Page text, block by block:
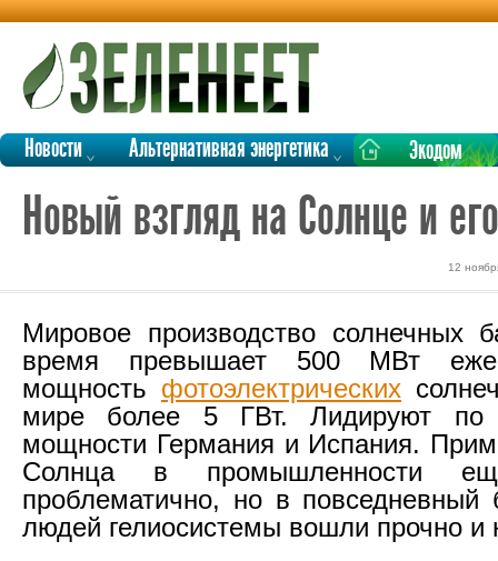
Новости Альтернативная энергетика Экодом
Новый взгляд на Солнце и
12
Мировое производство солнечных
время превышает 500 МВт
мощность фотоэлектрических
мире более 5 ГВт. Лидируют по
мощности Германия и Испания.
Солнца в промышленности
проблематично, но в повседневный
людей гелиосистемы вошли прочно и